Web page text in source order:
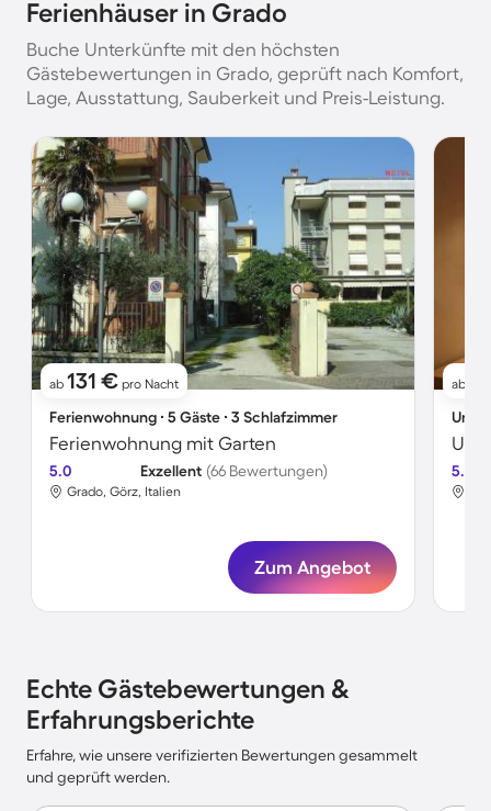
Ferienhäuser in Grado
Buche Unterkünfte mit den höchsten
Gästebewertungen in Grado, geprüft nach Komfort,
Lage, Ausstattung, Sauberkeit und Preis-Leistung.
ab 131 € pro Nacht
Ferienwohnung ∙ 5 Gäste ∙ 3 Schlafzimmer
Ferienwohnung mit Garten
5.0 Exzellent (66 Bewertungen)
Grado, Görz, Italien
Zum Angebot
ab
5.0
Echte Gästebewertungen &
Erfahrungsberichte
Erfahre, wie unsere verifizierten Bewertungen gesammelt
und geprüft werden.